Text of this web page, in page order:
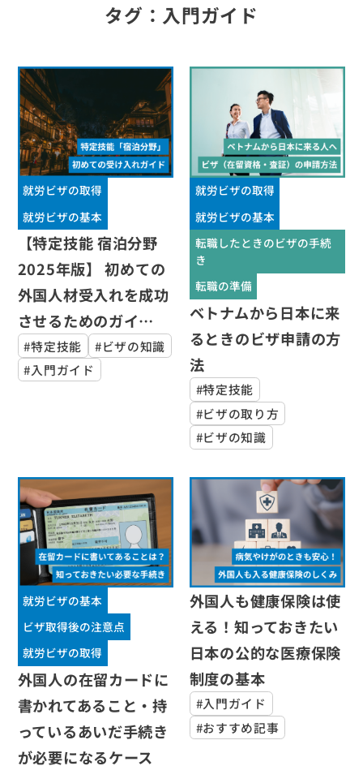
タグ： 入門ガイド
就労ビザの取得
就労ビザの基本
【特定技能 宿泊分野
2025年版】 初めての
外国人材受入れを成功
させるためのガイ…
#特定技能
#ビザの知識
#入門ガイド
就労ビザの取得
就労ビザの基本
転職したときのビザの手続
き
転職の準備
ベトナムから日本に来
るときのビザ申請の方
法
#特定技能
#ビザの取り方
#ビザの知識
就労ビザの基本
ビザ取得後の注意点
就労ビザの取得
外国人の在留カードに
書かれてあること・持
っているあいだ手続き
が必要になるケース
外国人も健康保険は使
える！知っておきたい
日本の公的な医療保険
制度の基本
#入門ガイド
#おすすめ記事